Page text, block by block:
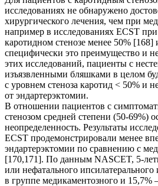
исследованиях не обнаружено
хирургического лечения, чем при
например в исследованиях ECST
каротидном стенозе менее 50%
специфически это преимущество и
этих исследований, пациенты с
изъязвленными бляшками в целом
с уровнем стеноза каротид < 50% и
от эндартерэктомии.
В отношении пациентов с
стенозом средней степени (50-69%)
неопределенность. Результаты
ECST продемонстрировали менее
эндартерэктомии по сравнению с
[170,171]. По данным NASCET, 5-
или нефатального ипсилатерального
в группе медикаментозного и 15,7%